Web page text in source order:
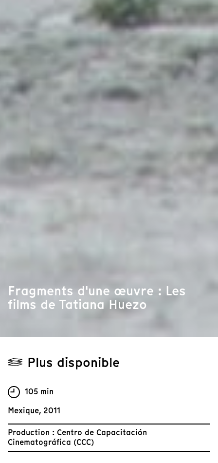
Fragments d'une œuvre : Les
films de Tatiana Huezo
Plus disponible
105 min
Mexique, 2011
Production : Centro de Capacitación
Cinematográfica (CCC)